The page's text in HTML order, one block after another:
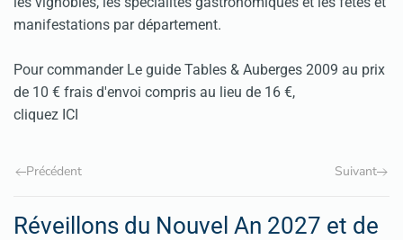
manifestations par département.
Pour commander Le guide Tables & Auberges 2009 au prix
de 10 € frais d'envoi compris au lieu de 16 €,
cliquez ICI
Précédent Suivant
Réveillons du Nouvel An 2027 et de